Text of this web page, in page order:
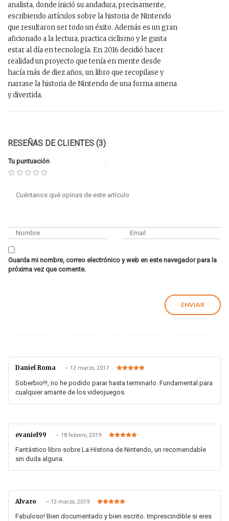
analista, donde inició su andadura, precisamente,
escribiendo artículos sobre la historia de Nintendo
que resultaron ser todo un éxito. Además es un gran
aficionado a la lectura, practica ciclismo y le gusta
estar al día en tecnología. En 2016 decidió hacer
realidad un proyecto que tenía en mente desde
hacía más de diez años, un libro que recopilase y
narrase la historia de Nintendo de una forma amena
y divertida.
RESEÑAS DE CLIENTES (3)
Tu puntuación
Guarda mi nombre, correo electrónico y web en este navegador para la
próxima vez que comente.
Daniel Roma – 12 marzo, 2017
de 5
Soberbio!!!, no he podido parar hasta terminarlo. Fundamental para
cualquier amante de los videojuegos.
evaniel99 – 18 febrero, 2019
de 5
Fantástico libro sobre La Historia de Nintendo, un recomendable
sin duda alguna.
Alvaro – 13 marzo, 2019
de 5
Fabuloso! Bien documentado y bien escrito. Imprescindible si eres